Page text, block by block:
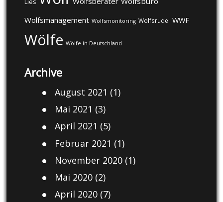
Wolfsmanagement Wolfsmonitoring Wolfsrudel WWF
Wölfe Wölfe in Deutschland
Archive
August 2021 (1)
Mai 2021 (3)
April 2021 (5)
Februar 2021 (1)
November 2020(1)
Mai 2020(2)
April 2020(7)